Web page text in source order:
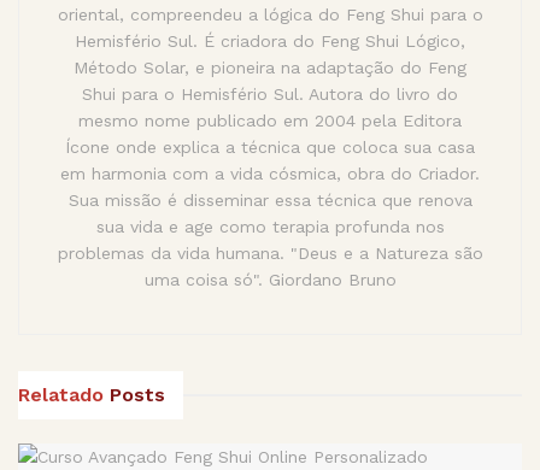
oriental, compreendeu a lógica do Feng Shui para o
Hemisfério Sul. É criadora do Feng Shui Lógico,
Método Solar, e pioneira na adaptação do Feng
Shui para o Hemisfério Sul. Autora do livro do
mesmo nome publicado em 2004 pela Editora
Ícone onde explica a técnica que coloca sua casa
em harmonia com a vida cósmica, obra do Criador.
Sua missão é disseminar essa técnica que renova
sua vida e age como terapia profunda nos
problemas da vida humana. "Deus e a Natureza são
uma coisa só". Giordano Bruno
Relatado Posts